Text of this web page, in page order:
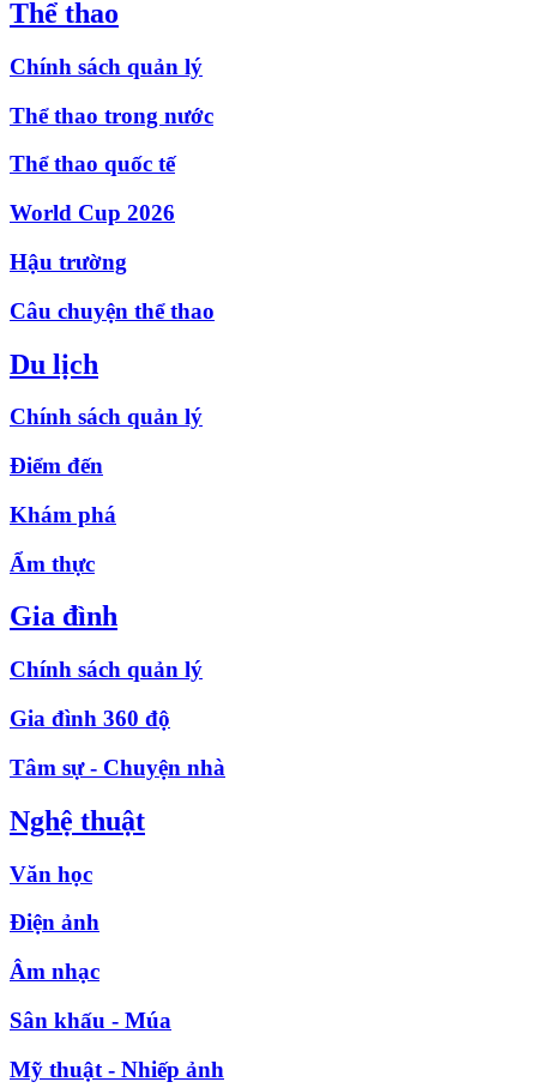
Thể thao
Chính sách quản lý
Thể thao trong nước
Thể thao quốc tế
World Cup 2026
Hậu trường
Câu chuyện thể thao
Du lịch
Chính sách quản lý
Điểm đến
Khám phá
Ẩm thực
Gia đình
Chính sách quản lý
Gia đình 360 độ
Tâm sự - Chuyện nhà
Nghệ thuật
Văn học
Điện ảnh
Âm nhạc
Sân khấu - Múa
Mỹ thuật - Nhiếp ảnh